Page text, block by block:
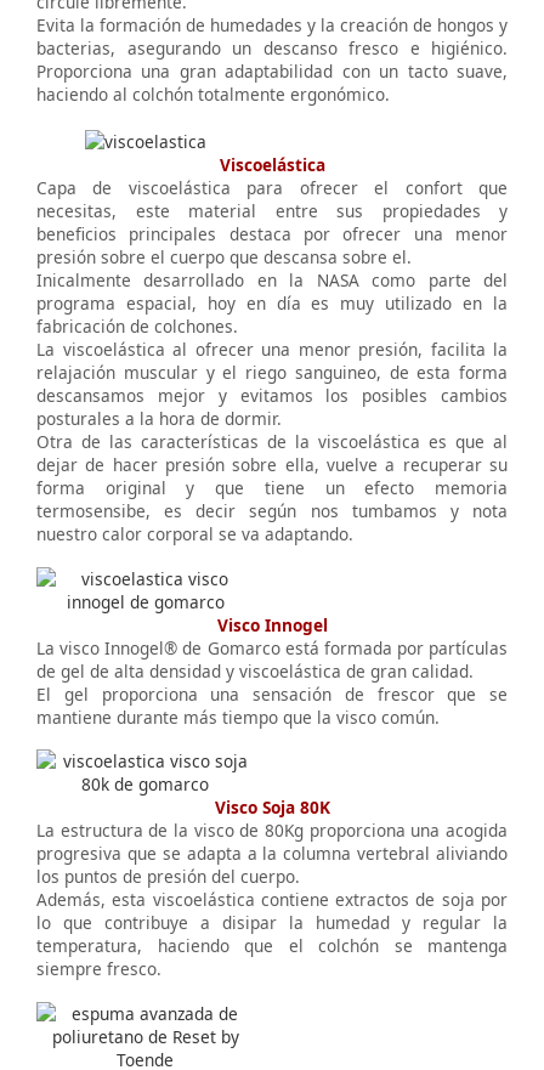
Evita la formación de humedades y la creación de hongos y
bacterias, asegurando un descanso fresco e higiénico.
Proporciona una gran adaptabilidad con un tacto suave,
haciendo al colchón totalmente ergonómico.
Viscoelástica
Capa de viscoelástica para ofrecer el confort que
necesitas, este material entre sus propiedades y
beneficios principales destaca por ofrecer una menor
presión sobre el cuerpo que descansa sobre el.
Inicalmente desarrollado en la NASA como parte del
programa espacial, hoy en día es muy utilizado en la
fabricación de colchones.
La viscoelástica al ofrecer una menor presión, facilita la
relajación muscular y el riego sanguineo, de esta forma
descansamos mejor y evitamos los posibles cambios
posturales a la hora de dormir.
Otra de las características de la viscoelástica es que al
dejar de hacer presión sobre ella, vuelve a recuperar su
forma original y que tiene un efecto memoria
termosensibe, es decir según nos tumbamos y nota
nuestro calor corporal se va adaptando.
Visco Innogel
La visco Innogel® de Gomarco está formada por partículas
de gel de alta densidad y viscoelástica de gran calidad.
El gel proporciona una sensación de frescor que se
mantiene durante más tiempo que la visco común.
Visco Soja 80K
La estructura de la visco de 80Kg proporciona una acogida
progresiva que se adapta a la columna vertebral aliviando
los puntos de presión del cuerpo.
Además, esta viscoelástica contiene extractos de soja por
lo que contribuye a disipar la humedad y regular la
temperatura, haciendo que el colchón se mantenga
siempre fresco.